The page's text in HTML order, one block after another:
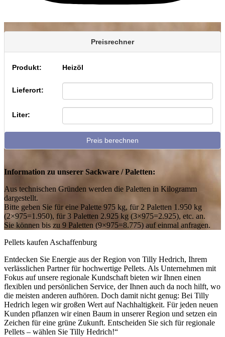
Preisrechner
Produkt: Heizöl
Lieferort:
Liter:
Preis berechnen
Information zu unserer Sackware / Paletten:
Aus technischen Gründen werden die Paletten in Kilogramm
dargestellt.
Bitte geben Sie für eine Palette 975 kg, für 2 Paletten 1.950 kg
(2×975=1.950), für 3 Paletten 2.925 kg (3×975=2.925), etc. an.
Sie können bis zu 9 Paletten (9×975=8.775) auf einmal anfragen.
Pellets kaufen Aschaffenburg
Entdecken Sie Energie aus der Region von Tilly Hedrich, Ihrem
verlässlichen Partner für hochwertige Pellets. Als Unternehmen mit
Fokus auf unsere regionale Kundschaft bieten wir Ihnen einen
flexiblen und persönlichen Service, der Ihnen auch da noch hilft, wo
die meisten anderen aufhören. Doch damit nicht genug: Bei Tilly
Hedrich legen wir großen Wert auf Nachhaltigkeit. Für jeden neuen
Kunden pflanzen wir einen Baum in unserer Region und setzen ein
Zeichen für eine grüne Zukunft. Entscheiden Sie sich für regionale
Pellets – wählen Sie Tilly Hedrich!“